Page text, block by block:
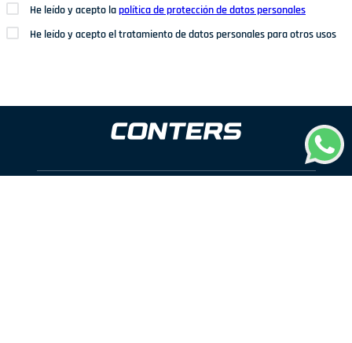
He leído y acepto lapolítica de protección de datos personales
He leído y acepto el tratamiento de datos personales para otros usos